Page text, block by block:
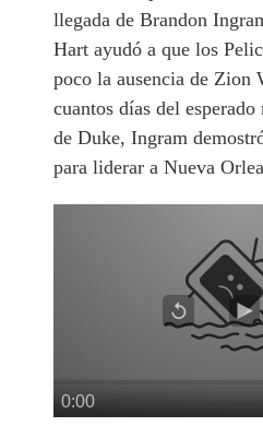
llegada de Brandon
Hart ayudó a que los
poco la ausencia de Zion
cuantos días del
de Duke, Ingram
para liderar a Nueva